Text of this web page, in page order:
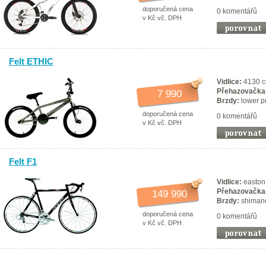
doporučená cena
v Kč vč. DPH
0 komentářů
Felt ETHIC
7 990
doporučená cena
v Kč vč. DPH
Vidlice: 4130
Brzdy: lower
0 komentářů
Felt F1
149 990
doporučená cena
v Kč vč. DPH
Vidlice:
Brzdy:
0 komentářů